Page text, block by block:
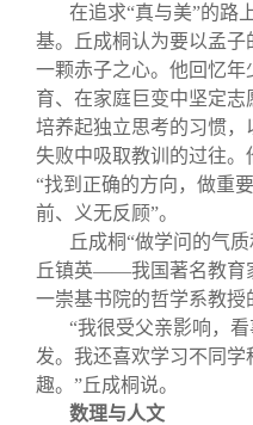
在追求“真与美”的路
基。丘成桐认为要以孟子
一颗赤子之心。他回忆
育、在家庭巨变中坚定
培养起独立思考的习惯，
失败中吸取教训的过往。
“找到正确的方向，做重
前、义无反顾”。
丘成桐“做学问的气
丘镇英——我国著名教育
一崇基书院的哲学系教授
“我很受父亲影响，
发。我还喜欢学习不同
趣。”丘成桐说。
数理与人文